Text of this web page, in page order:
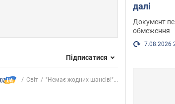
Підписатися
Світ "Немає жодних шансів!"...
далі
Документ
обмеження
7.08.2026